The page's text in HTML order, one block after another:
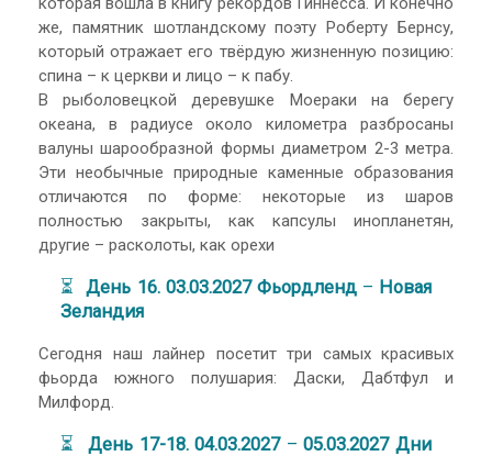
же, памятник шотландскому поэту Роберту Бернсу,
который отражает его твёрдую жизненную позицию:
спина – к церкви и лицо – к пабу.
В рыболовецкой деревушке Моераки на берегу
океана, в радиусе около километра разбросаны
валуны шарообразной формы диаметром 2-3 метра.
Эти необычные природные каменные образования
отличаются по форме: некоторые из шаров
полностью закрыты, как капсулы инопланетян,
другие – расколоты, как орехи
⏳День 16. 03.03.2027 Фьордленд – Новая
Зеландия
Сегодня наш лайнер посетит три самых красивых
фьорда южного полушария: Даски, Дабтфул и
Милфорд.
⏳ День 17-18. 04.03.2027 –05.03.2027 Дни